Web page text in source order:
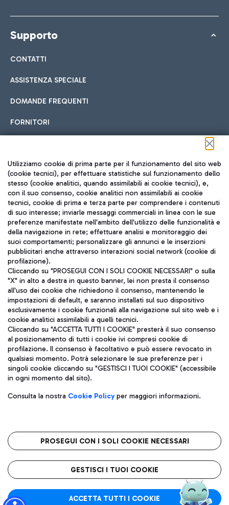
Supporto
CONTATTI
ASSISTENZA SPECIALE
DOMANDE FREQUENTI
FORNITORI
Seguici sui social
TRAVEL JOURNAL
ITA
Aeroporti di Roma S.p.A. - Società soggetta a direzione e
coordinamento di Mundys S.p.A.
Codice fiscale e Registro delle Imprese di Roma 13032990155 P.
IVA 06572251004
Capitale sociale 62.224.743,00 int. vers.
Sede legale: Via Pier Paolo Racchetti 1 - 00054 Fiumicino (RM)
telefono +39 06 65951
Privacy policy
Note legali
Roma FCO
L'aeroporto stellato
Utilizziamo cookie di prima parte per il funzionamento del sito web
(cookie tecnici), per effettuare statistiche sul funzionamento dello
stesso (cookie analitici, quando assimilabili ai cookie tecnici), e,
con il suo consenso, cookie analitici non assimilabili ai cookie
tecnici, cookie di prima e terza parte per comprendere i contenuti
di suo interesse; inviarle messaggi commerciali in linea con le sue
preferenze manifestate nell'ambito dell'utilizzo delle funzionalità e
della navigazione in rete; effettuare analisi e monitoraggio dei
suoi comportamenti; personalizzare gli annunci e le inserzioni
pubblicitari anche attraverso interazioni social network (cookie di
profilazione).
Cliccando su "PROSEGUI CON I SOLI COOKIE NECESSARI" o sulla
"X" in alto a destra in questo banner, lei non presta il consenso
all'uso dei cookie che richiedono il consenso, mantenendo le
impostazioni di default, e saranno installati sul suo dispositivo
esclusivamente i cookie funzionali alla navigazione sul sito web e i
cookie analitici assimilabili a quelli tecnici.
Cliccando su "ACCETTA TUTTI I COOKIE" presterà il suo consenso
al posizionamento di tutti i cookie ivi compresi cookie di
profilazione. Il consenso è facoltativo e può essere revocato in
qualsiasi momento. Potrà selezionare le sue preferenze per i
singoli cookie cliccando su "GESTISCI I TUOI COOKIE" (accessibile
in ogni momento dal sito).
Consulta la nostra Cookie Policyper maggiori informazioni.
PROSEGUI CON I SOLI COOKIE NECESSARI
GESTISCI I TUOI COOKIE
ACCETTA TUTTI I COOKIE